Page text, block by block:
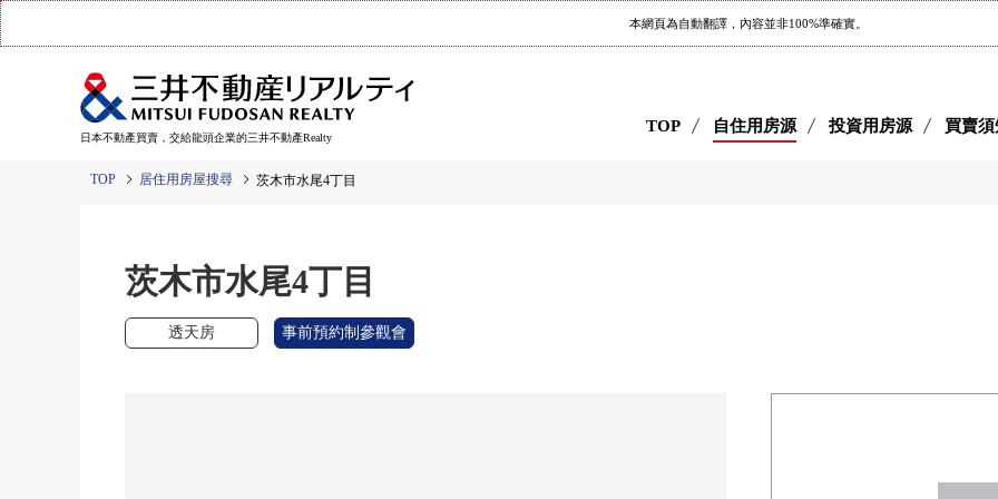
本網頁為自動翻譯，內容並非100%準確實。
日本不動產買賣，交給龍頭企業的三井不動產Realty
TOP 自住用房源 投資用房源 買賣須
TOP 居住用房屋搜尋 茨木市水尾4丁目
茨木市水尾4丁目
透天房 事前預約制參觀會